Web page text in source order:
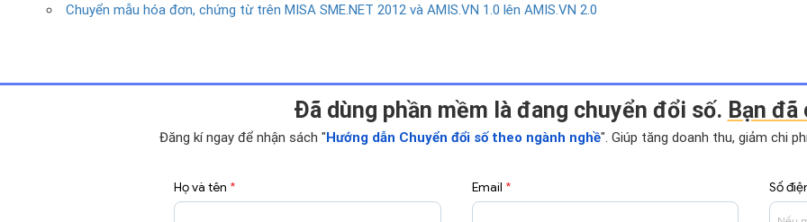
Chuyển mẫu hóa đơn, chứng từ trên MISA SME.NET 2012 và AMIS.VN 1.0 lên AMIS.VN 2.0
Ðã dùng phần mềm là đang chuyển đổi số. Bạn
Đăng kí ngay để nhận sách "Hướng dẫn Chuyển đổi số theo ngành nghề". Giúp tăng doanh thu, giảm chi
Họ và tên * Email * Số